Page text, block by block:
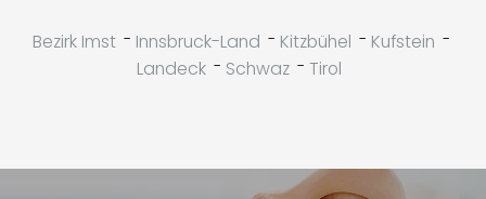
Bezirk Imst - Innsbruck-Land - Kitzbühel - Kufstein -
Landeck - Schwaz - Tirol